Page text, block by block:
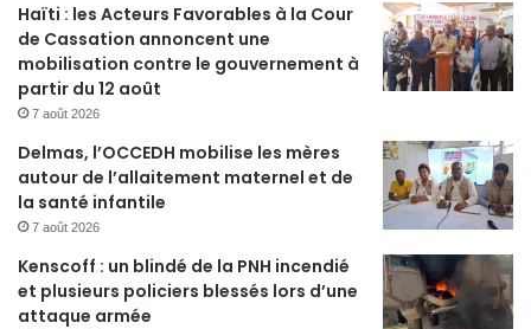
Haïti : les Acteurs Favorables à la Cour
de Cassation annoncent une
mobilisation contre le gouvernement à
partir du 12 août
7 août 2026
Delmas, l’OCCEDH mobilise les mères
autour de l’allaitement maternel et de
la santé infantile
7 août 2026
Kenscoff : un blindé de la PNH incendié
et plusieurs policiers blessés lors d’une
attaque armée